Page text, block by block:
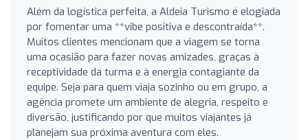
Além da logística perfeita, a Aldeia Turismo é elogiada
por fomentar uma **vibe positiva e descontraída**.
Muitos clientes mencionam que a viagem se torna
uma ocasião para fazer novas amizades, graças à
receptividade da turma e à energia contagiante da
equipe. Seja para quem viaja sozinho ou em grupo, a
agência promete um ambiente de alegria, respeito e
diversão, justificando por que muitos viajantes já
planejam sua próxima aventura com eles.